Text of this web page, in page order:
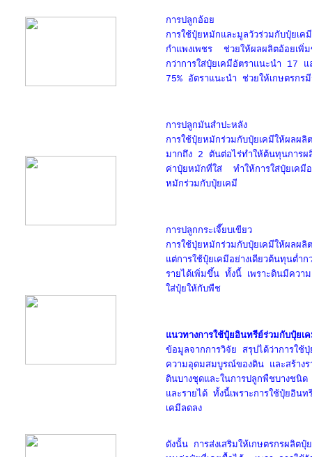
การปลูกอ้อย
การใช้ปุ๋ยหมักและมูลวัวร่วมกับปุ๋ยเ
กำแพงเพชร ช่วยให้ผลผลิตอ้อยเพิ่
กว่าการใส่ปุ๋ยเคมีอัตราแนะนำ 17
75% อัตราแนะนำ ช่วยให้เกษตรกร
การปลูกมันสำปะหลัง
การใช้ปุ๋ยหมักร่วมกับปุ๋ยเคมีให้ผลผลิ
มากถึง 2 ตันต่อไร่ทำให้ต้นทุนการผ
ค่าปุ๋ยหมักที่ใส่ ทำให้การใส่ปุ๋ยเคมีอ
หมักร่วมกับปุ๋ยเคมี
การปลูกกระเจี๊ยบเขียว
การใช้ปุ่ยหมักร่วมกับปุ๋ยเคมีให้ผล
แต่การใช้ปุ๋ยเคมีอย่างเดียวต้นทุนต่ำ
รายได้เพิ่มขึ้น ทั้งนี้ เพราะดินมีควา
ใส่ปุ๋ยให้กับพืช
แนวทางการใช้ปุ๋ยอินทรีย์ร่วมกับปุ๋ยเ
ข้อมูลจากการวิจัย สรุปได้ว่าการ
ความอุดมสมบูรณ์ของดิน และสร้าง
ดินบางชุดและในการปลูกพืชบางชนิ
และรายได้ ทั้งนี้เพราะการใช้ปุ๋ยอิน
เคมีลดลง
ดังนั้น การส่งเสริมให้เกษตรกรผลิต